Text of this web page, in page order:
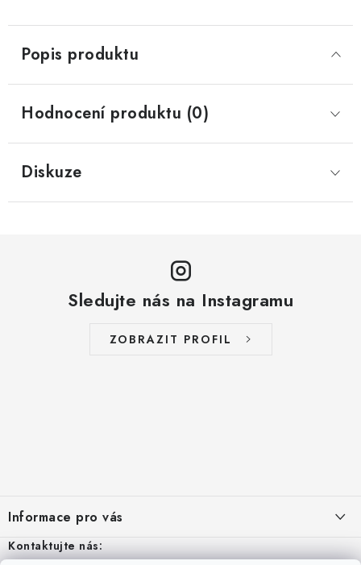
Popis produktu
Hodnocení produktu (0)
Diskuze
Sledujte nás na Instagramu
ZOBRAZIT PROFIL
p
a
Informace pro vás
Aktuality
Kontaktujte nás: